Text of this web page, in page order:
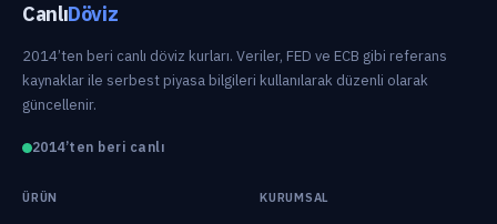
CanlıDöviz
2014’ten beri canlı döviz kurları. Veriler, FED ve ECB gibi referans
kaynaklar ile serbest piyasa bilgileri kullanılarak düzenli olarak
güncellenir.
2014’ten beri canlı
ÜRÜN KURUMSAL